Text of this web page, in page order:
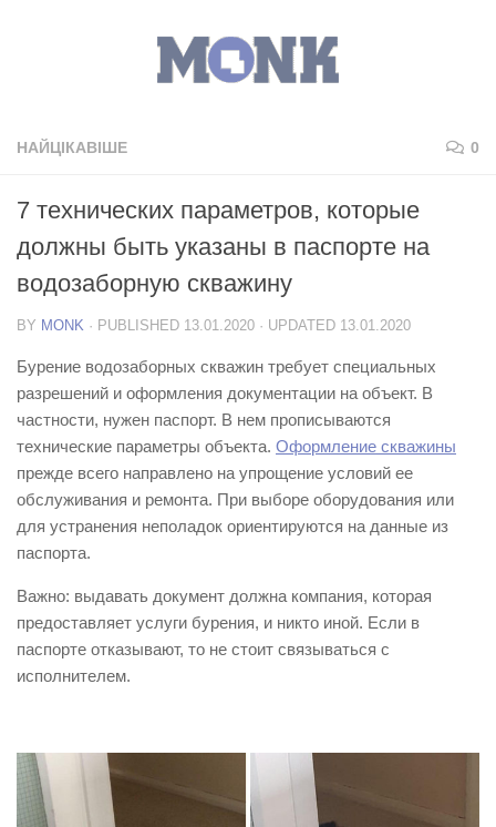
НАЙЦІКАВІШЕ 0
7 технических параметров, которые
должны быть указаны в паспорте на
водозаборную скважину
BY MONK · PUBLISHED 13.01.2020 · UPDATED 13.01.2020
Бурение водозаборных скважин требует специальных
разрешений и оформления документации на объект. В
частности, нужен паспорт. В нем прописываются
технические параметры объекта. Оформление скважины
прежде всего направлено на упрощение условий ее
обслуживания и ремонта. При выборе оборудования или
для устранения неполадок ориентируются на данные из
паспорта.
Важно: выдавать документ должна компания, которая
предоставляет услуги бурения, и никто иной. Если в
паспорте отказывают, то не стоит связываться с
исполнителем.